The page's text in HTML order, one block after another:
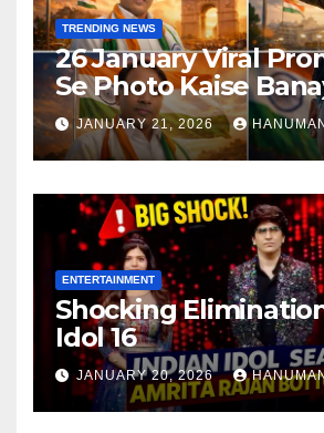
TRENDING NEWS
26 January Viral
Se Photo Kaise
JANUARY 21, 2026
ENTERTAINMENT
Shocking
Idol 16
JANUARY 20, 2026